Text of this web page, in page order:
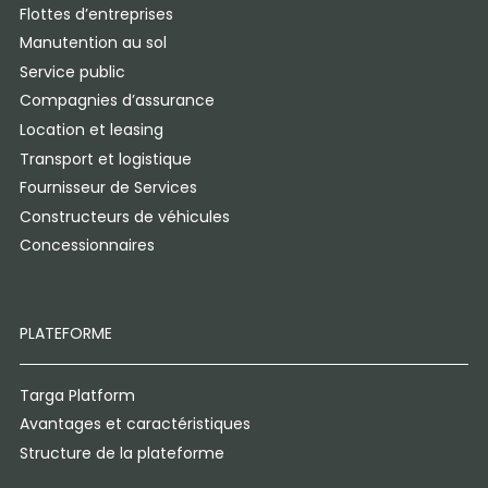
Flottes d’entreprises
Manutention au sol
Service public
Compagnies d’assurance
Location et leasing
Transport et logistique
Fournisseur de Services
Constructeurs de véhicules
Concessionnaires
PLATEFORME
Targa Platform
Avantages et caractéristiques
Structure de la plateforme